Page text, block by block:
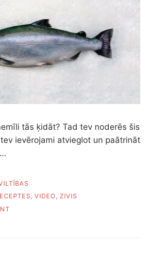
tās ķidāt? Tad tev noderēs šis
ievērojami atvieglot un paātrināt
, VIDEO , ZIVIS